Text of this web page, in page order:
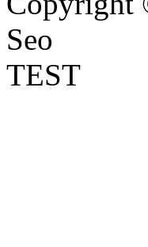
Seo
TEST